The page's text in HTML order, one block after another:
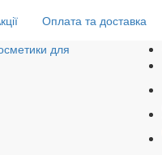
Оплата та доставка